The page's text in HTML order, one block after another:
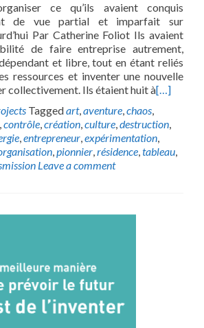
ce qu’ils avaient conquis
de vue partial et imparfait sur
Par Catherine Foliot Ils avaient
de faire entreprise autrement,
et libre, tout en étant reliés
ressources et inventer une nouvelle
collectivement. Ils étaient huit à[…]
Taggedart,aventure,chaos,
,contrôle,création,culture,destruction,
,entrepreneur,expérimentation,
,pionnier,résidence,tableau,
Leave a comment